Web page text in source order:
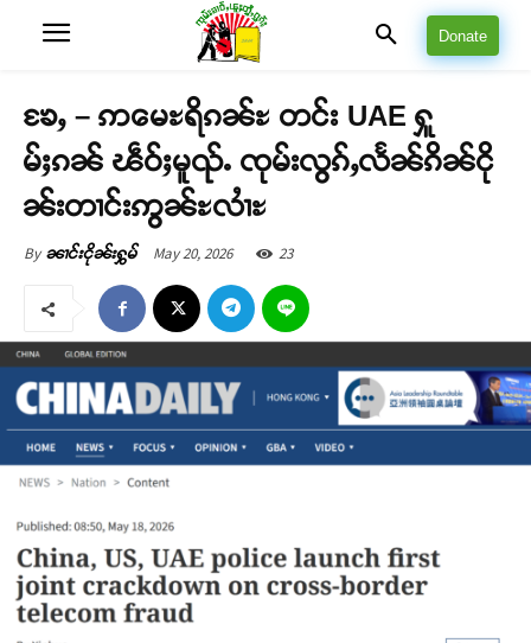
Donate
ၶႄႇ – ဢမေႊရိၵၼ်ႊ တင်း UAE ႁူ
မ်ႈၵၼ် ၽဵဝ်ႈမူၺ်ႉ ၸုမ်းလွၵ်ႇလႅၼ်ၵိၼ်ငို
ၼ်းတၢင်းဢွၼ်ႊလၢႆႊ
By ၼၢင်းငိုၼ်းႁွမ် May 20, 2026 23